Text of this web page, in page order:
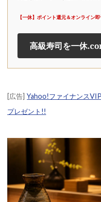
【一休】ポイント還元＆オンライン
高級寿司を一休
[広告] Yahoo!ファイナンス
プレゼント!!